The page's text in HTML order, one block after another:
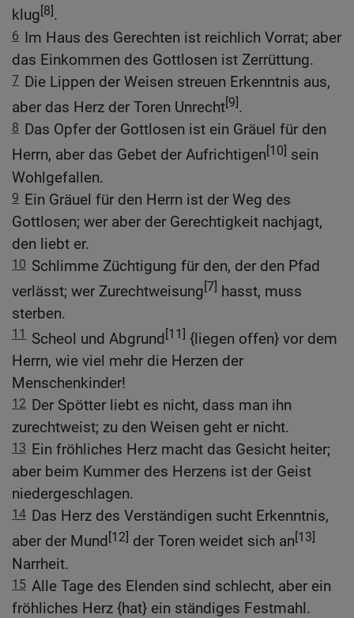
klug[8].
6 Im Haus des Gerechten ist reichlich Vorrat; aber
das Einkommen des Gottlosen ist Zerrüttung.
7 Die Lippen der Weisen streuen Erkenntnis aus,
aber das Herz der Toren Unrecht[9].
8 Das Opfer der Gottlosen ist ein Gräuel für den
Herrn, aber das Gebet der Aufrichtigen[10] sein
Wohlgefallen.
9 Ein Gräuel für den Herrn ist der Weg des
Gottlosen; wer aber der Gerechtigkeit nachjagt,
den liebt er.
10 Schlimme Züchtigung für den, der den Pfad
verlässt; wer Zurechtweisung[7] hasst, muss
sterben.
11 Scheol und Abgrund[11] {liegen offen} vor dem
Herrn, wie viel mehr die Herzen der
Menschenkinder!
12 Der Spötter liebt es nicht, dass man ihn
zurechtweist; zu den Weisen geht er nicht.
13 Ein fröhliches Herz macht das Gesicht heiter;
aber beim Kummer des Herzens ist der Geist
niedergeschlagen.
14 Das Herz des Verständigen sucht Erkenntnis,
aber der Mund[12] der Toren weidet sich an[13]
Narrheit.
15 Alle Tage des Elenden sind schlecht, aber ein
fröhliches Herz {hat} ein ständiges Festmahl.